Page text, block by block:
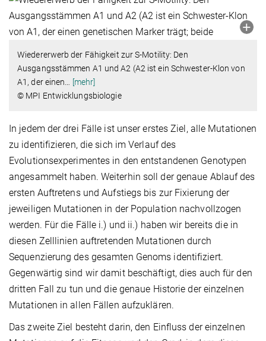
Wiedererwerb der Fähigkeit zur S-Motility: Den
Ausgangsstämmen A1 und A2 (A2 ist ein Schwester-Klon von
A1, der einen… [mehr]
© MPI Entwicklungsbiologie
In jedem der drei Fälle ist unser erstes Ziel, alle Mutationen
zu identifizieren, die sich im Verlauf des
Evolutionsexperimentes in den entstandenen Genotypen
angesammelt haben. Weiterhin soll der genaue Ablauf des
ersten Auftretens und Aufstiegs bis zur Fixierung der
jeweiligen Mutationen in der Population nachvollzogen
werden. Für die Fälle i.) und ii.) haben wir bereits die in
diesen Zelllinien auftretenden Mutationen durch
Sequenzierung des gesamten Genoms identifiziert.
Gegenwärtig sind wir damit beschäftigt, dies auch für den
dritten Fall zu tun und die genaue Historie der einzelnen
Mutationen in allen Fällen aufzuklären.
Das zweite Ziel besteht darin, den Einfluss der einzelnen